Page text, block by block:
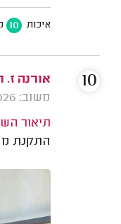
איכות 10
אורנה ז.
משוב: 04/08/2026
תיאור
התקנת
10